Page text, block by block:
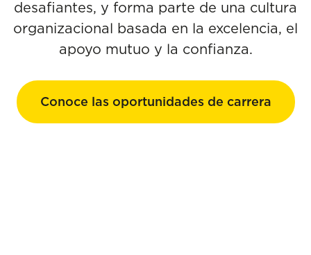
desafiantes, y forma parte de una cultura
organizacional basada en la excelencia, el
apoyo mutuo y la confianza.
Conoce las oportunidades de carrera